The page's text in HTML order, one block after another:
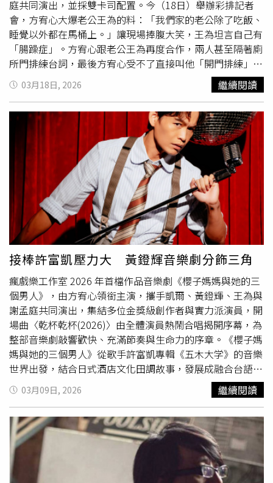
身。」黃國倫在交大的四年，開了個人畫展、開始創作寫
歌、在民歌餐廳駐唱、並且參加台視大學城比賽拿到冠軍，
還修了寶貴的戀愛學分；他感謝交大給予他愛與夢想的開
始，是他信仰與音樂之路的起點。因此致詞最後，他特別用
我超越的一段歌詞來自我勉勵自我：「仁者悲憫的心腸，智
者卓絕的眼光，勇者不畏懼風霜，愛與承擔的肩膀。」黃國
倫希望用一生，去實踐這幾句話。黃國倫在校期間開啟他的
音樂之路。（圖／寇乃馨提供）
庭共同演出，並採雙卡司配置。今（18日）舉辦彩排記者
會，方宥心大爆老公王為的料：「我們家的老公除了吃飯、
睡覺以外都在馬桶上。」讓現場捧腹大笑，王為坦言自己有
「腸躁症」。方宥心跟老公王為再度合作，兩人甚至隔著廁
所門排練台詞，最後方宥心受不了直接叫他「開門排練」。
方宥心講到激動之處，還忍不住爆粗口，「他X的一天到晚
在廁所。」她還提到，有次自己鬧肚子不舒服，王為卻在廁
所裡遲遲不出來，氣得她直接在社群發文抱怨，沒想到引起
許多網友共鳴，原來大家的老公都有愛大便的問題，讓她直
呼很想要有自己的廁所。方宥心飾演「櫻子媽媽」，為了詮
釋日式酒店小姐，方宥心特別前往實地參訪，更穿上媽媽桑
出借的專業旗袍。她驚呼：「第一次穿這麼合身，開衩快到
腰了！」為了維持儀態且不走光，她必須全程動用核心肌
群，讓一旁的王為也笑說：「很少見到太太這麼不一樣的一
面。」凱爾、方宥心、黃鐙輝、藝術總監王希文、王為一同
出席彩排記者會。（圖／瘋戲樂工作室提供）正式跨足音樂
劇的黃鐙輝，在劇中分飾駐唱歌手、黑道小弟與日本客人，
為了練習「日系口音國語」下足苦功。王希文盛讚黃鐙輝的
唱功是「本命搖滾天王」，邀觀眾務必進場親自見證。談到
現實生活中的「求生之道」，黃鐙輝幽默表示婚姻維持就是
「隨波逐流與順勢而為」，凡事多替對方想。他更拿丈母娘
萁媽開玩笑：「如果不站在她的立場思考，我早就打她
了！」他透露今年萁媽還向他討要年終獎金，他將其視為
「孝親費」，並笑稱：「要在合理範圍內跟她做一些拉扯，
她才不會太過分。」
03月18日, 2026 繼續閱讀
接棒許富凱壓力大 黃鐙輝音樂劇分飾三角
瘋戲樂工作室 2026 年首檔作品音樂劇《櫻子媽媽與她的三
個男人》，由方宥心領銜主演，攜手凱爾、黃鐙輝、王為與
謝孟庭共同演出，集結多位金獎級創作者與實力派演員，開
場曲〈乾杯乾杯(2026)〉由全體演員熱鬧合唱揭開序幕，為
整部音樂劇敲響歡快、充滿節奏與生命力的序章。《櫻子媽
媽與她的三個男人》從歌手許富凱專輯《五木大学》的音樂
世界出發，結合日式酒店文化田調故事，發展成融合台語歌
謠與演歌情懷的音樂劇作品，透過歌曲唱出條通夜生活裡的
愛、孤單與人生片段。本次演出並採雙卡司配置，4月3日至
5日由凱爾與黃鐙輝登場，4月9日至12日則由王為與謝孟庭
演出。同時全劇由三位演員分飾九個角色，在舞台上快速切
換身分與命運，展現高度表演能量。本次演出也特別規劃
「舞台互動區座位」，部分觀眾將能坐在舞台沙發區近距離
觀看演出，彷彿成為Sakura酒店的一份子，與演員與樂手同
03月09日, 2026 繼續閱讀